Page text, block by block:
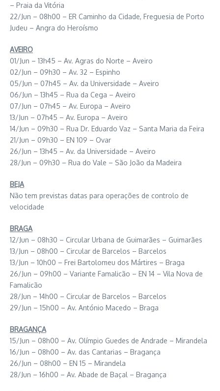
– Praia da Vitória
22/Jun – 08h00 – ER Caminho da Cidade, Freguesia de Porto
Judeu – Angra do Heroísmo
AVEIRO
01/Jun – 13h45 – Av. Agras do Norte – Aveiro
02/Jun – 09h30 – Av. 32 – Espinho
05/Jun – 07h45 – Av. da Universidade – Aveiro
06/Jun – 13h45 – Rua da Cega – Aveiro
07/Jun – 07h45 – Av. Europa – Aveiro
13/Jun – 07h45 – Av. Europa – Aveiro
14/Jun – 09h30 – Rua Dr. Eduardo Vaz – Santa Maria da Feira
21/Jun – 09h30 – EN 109 – Ovar
26/Jun – 13h45 – Av. da Universidade – Aveiro
28/Jun – 09h30 – Rua do Vale – São João da Madeira
BEJA
Não tem previstas datas para operações de controlo de
velocidade
BRAGA
12/Jun – 08h30 – Circular Urbana de Guimarães – Guimarães
13/Jun – 08h00 – Circular de Barcelos – Barcelos
13/Jun – 10h00 – Frei Bartolomeu dos Mártires – Braga
26/Jun – 09h00 – Variante Famalicão – EN 14 – Vila Nova de
Famalicão
28/Jun – 14h00 – Circular de Barcelos – Barcelos
29/Jun – 15h00 – Av. António Macedo – Braga
BRAGANÇA
15/Jun – 08h00 – Av. Olímpio Guedes de Andrade – Mirandela
16/Jun – 08h00 – Av. das Cantarias – Bragança
26/Jun – 08h00 – EN 15 – Mirandela
28/Jun – 16h00 – Av. Abade de Baçal – Bragança